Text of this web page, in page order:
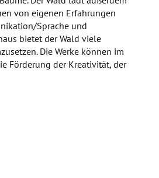
von eigenen Erfahrungen
Sprache und
bietet der Wald viele
Die Werke können im
Förderung der Kreativität, der